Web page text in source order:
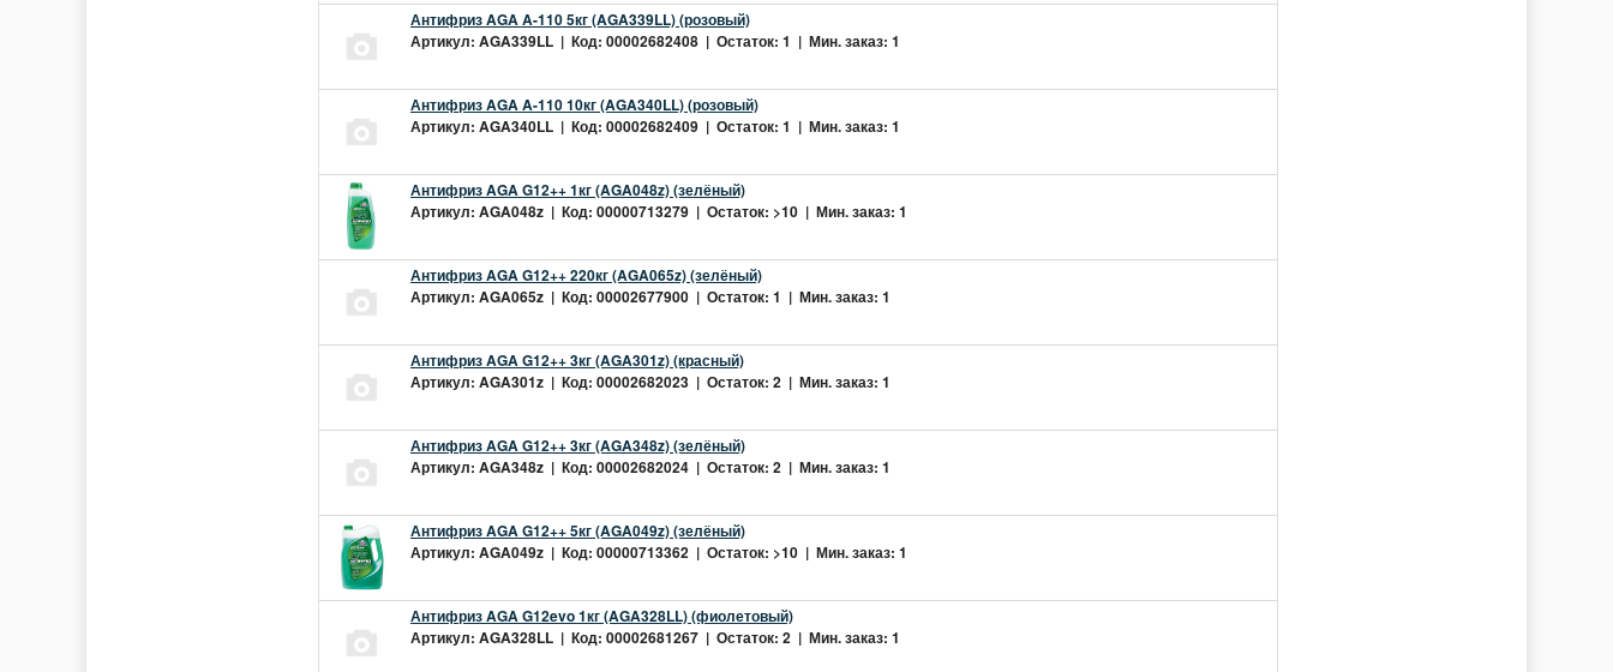
Антифриз AGA A-110 5кг (AGA339LL) (розовый)
Артикул: AGA339LL | Код: 00002682408 | Остаток: 1 | Мин. заказ: 1
Антифриз AGA A-110 10кг (AGA340LL) (розовый)
Артикул: AGA340LL | Код: 00002682409 | Остаток: 1 | Мин. заказ: 1
Антифриз AGA G12++ 1кг (AGA048z) (зелёный)
Артикул: AGA048z | Код: 00000713279 | Остаток: >10 | Мин. заказ: 1
Антифриз AGA G12++ 220кг (AGA065z) (зелёный)
Артикул: AGA065z | Код: 00002677900 | Остаток: 1 | Мин. заказ: 1
Антифриз AGA G12++ 3кг (AGA301z) (красный)
Артикул: AGA301z | Код: 00002682023 | Остаток: 2 | Мин. заказ: 1
Антифриз AGA G12++ 3кг (AGA348z) (зелёный)
Артикул: AGA348z | Код: 00002682024 | Остаток: 2 | Мин. заказ: 1
Антифриз AGA G12++ 5кг (AGA049z) (зелёный)
Артикул: AGA049z | Код: 00000713362 | Остаток: >10 | Мин. заказ: 1
Антифриз AGA G12evo 1кг (AGA328LL) (фиолетовый)
Артикул: AGA328LL | Код: 00002681267 | Остаток: 2 | Мин. заказ: 1